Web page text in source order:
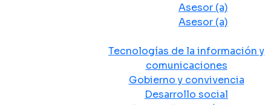
Asesor (a)
Asesor (a)
Tecnologías de la información y
comunicaciones
Gobierno y convivencia
Desarrollo social